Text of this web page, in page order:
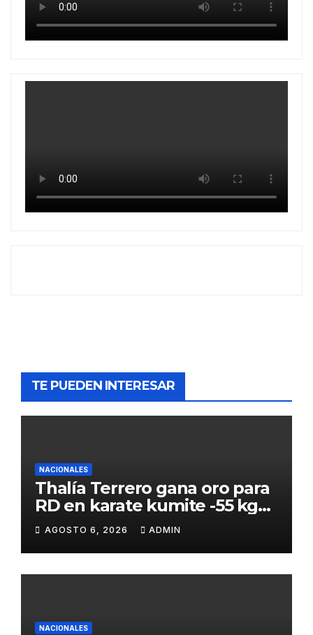
TE PUEDEN INTERESAR
NACIONALES
Thalía Terrero gana oro para
RD en karate kumite -55 kg
en Santo Domingo 2026
AGOSTO 6, 2026 ADMIN
NACIONALES